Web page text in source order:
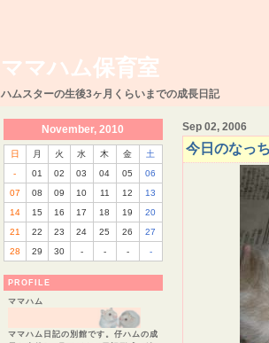
ママハム保育室
ハムスターの生後3ヶ月くらいまでの成長日記
November, 2010
日 月 火 水 木 金
土
-
01 02 03 04 05
06
07
08 09 10 11 12
13
14
15 16 17 18 19
20
21
22 23 24 25 26
27
28
29 30 - - - -
PROFILE
ママハム
ママハム日記の別館です。仔ハムの成
Sep 02, 2006
今日のなっ